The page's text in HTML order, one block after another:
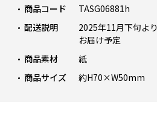
商品コード
TASG06881h
配送説明
2025年11月下旬より
お届け予定
商品素材
紙
商品サイズ
約H70×W50mm